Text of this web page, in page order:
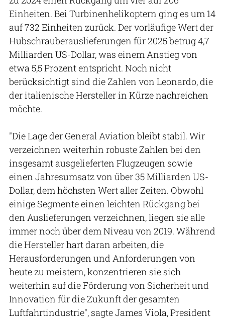
Einheiten. Bei Turbinenhelikoptern ging es um 14
auf 732 Einheiten zurück. Der vorläufige Wert der
Hubschrauberauslieferungen für 2025 betrug 4,7
Milliarden US-Dollar, was einem Anstieg von
etwa 5,5 Prozent entspricht. Noch nicht
berücksichtigt sind die Zahlen von Leonardo, die
der italienische Hersteller in Kürze nachreichen
möchte.
"Die Lage der General Aviation bleibt stabil. Wir
verzeichnen weiterhin robuste Zahlen bei den
insgesamt ausgelieferten Flugzeugen sowie
einen Jahresumsatz von über 35 Milliarden US-
Dollar, dem höchsten Wert aller Zeiten. Obwohl
einige Segmente einen leichten Rückgang bei
den Auslieferungen verzeichnen, liegen sie alle
immer noch über dem Niveau von 2019. Während
die Hersteller hart daran arbeiten, die
Herausforderungen und Anforderungen von
heute zu meistern, konzentrieren sie sich
weiterhin auf die Förderung von Sicherheit und
Innovation für die Zukunft der gesamten
Luftfahrtindustrie", sagte James Viola, President